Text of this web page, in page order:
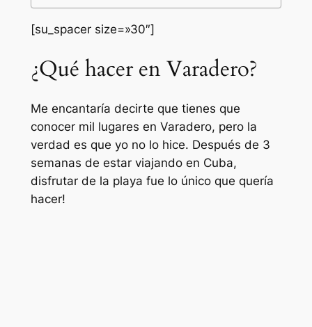
[su_spacer size=»30″]
¿Qué hacer en Varadero?
Me encantaría decirte que tienes que
conocer mil lugares en Varadero, pero la
verdad es que yo no lo hice. Después de 3
semanas de estar viajando en Cuba,
disfrutar de la playa fue lo único que quería
hacer!